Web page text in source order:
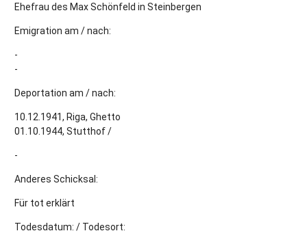
Ehefrau des Max Schönfeld in Steinbergen
Emigration am / nach:
-
-
Deportation am / nach:
10.12.1941, Riga, Ghetto
01.10.1944, Stutthof /
-
Anderes Schicksal:
Für tot erklärt
Todesdatum: / Todesort: